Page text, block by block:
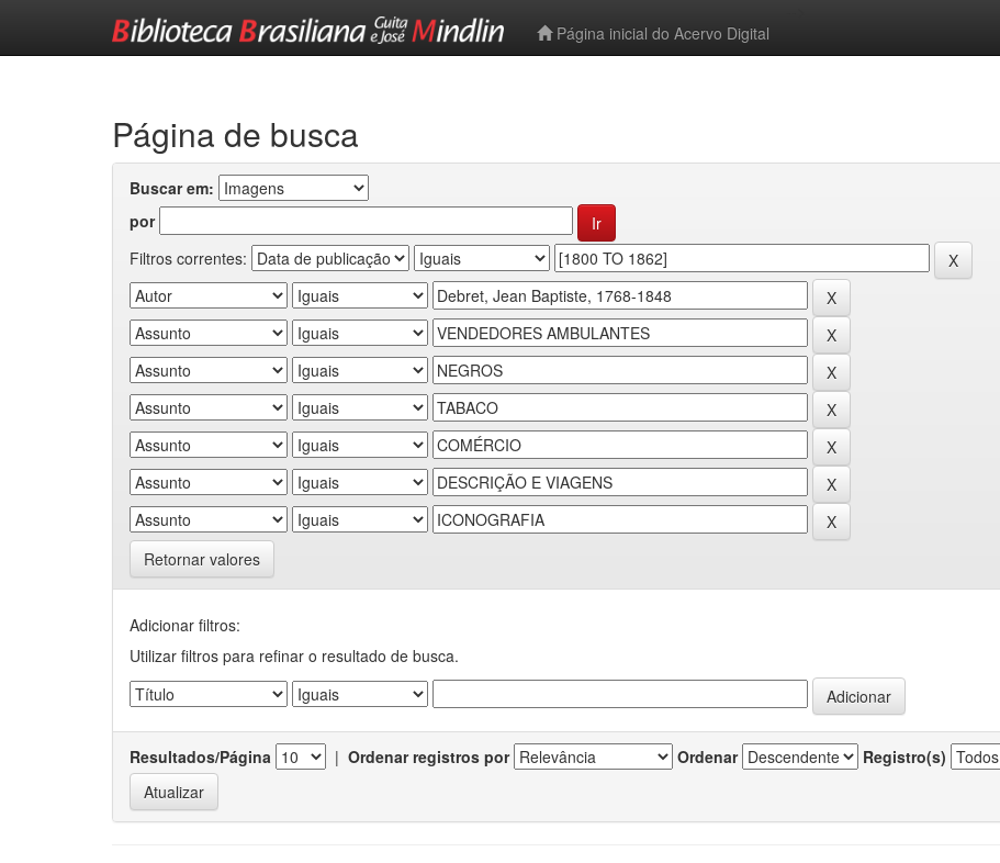
Página inicial do Acervo Digital
Página de busca
Buscar em:
por
Filtros correntes:
Retornar valores
Adicionar filtros:
Utilizar filtros para refinar o resultado de busca.
Resultados/Página | Ordenar registros por Ordenar Registro(s)